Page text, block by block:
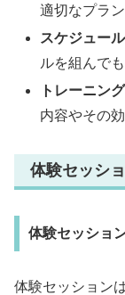
適切なプラ
スケジュール
ルを組んで
トレーニン
内容やその
体験セッシ
体験セッショ
体験セッション